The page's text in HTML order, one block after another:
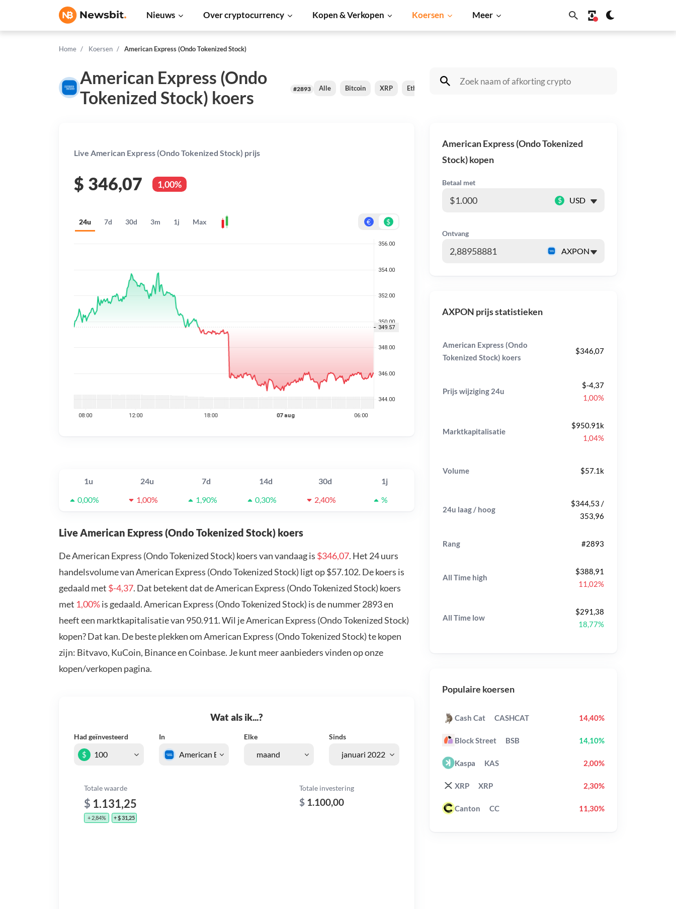
Nieuws Over cryptocurrency Kopen & Verkopen Koersen Meer
Home Koersen American Express (Ondo Tokenized Stock)
American Express (Ondo
Tokenized Stock) koers
#2893 Alle Bitcoin XRP Ethereum Cardano Dogecoin
Live American Express (Ondo Tokenized Stock) prijs
$ 346,07 1,00%
24u 7d 30d 3m 1j Max € $
1u 24u 7d 14d 30d
1j
0,00%
1,00% 1,90% 0,30% 2,40% %
Live American Express (Ondo Tokenized Stock) koers
De American Express (Ondo Tokenized Stock) koers van vandaag is $346,07. Het 24 uurs
handelsvolume van American Express (Ondo Tokenized Stock) ligt op $57.102. De koers is
gedaald met $-4,37. Dat betekent dat de American Express (Ondo Tokenized Stock) koers
met 1,00%is gedaald. American Express (Ondo Tokenized Stock) is de nummer 2893 en
heeft een marktkapitalisatie van 950.911. Wil je American Express (Ondo Tokenized Stock)
kopen? Dat kan. De beste plekken om American Express (Ondo Tokenized Stock) te kopen
zijn: Bitvavo, KuCoin, Binance en Coinbase. Je kunt meer aanbieders vinden op onze
kopen/verkopen pagina.
Wat als ik...?
Had geïnvesteerd In Elke Sinds
$
Totale waarde
$ 1.131,25
+ 2,84% + $ 31,25
Totale investering
$ 1.100,00
American Express (Ondo Tokenized
Stock) kopen
Betaal met
$
Ontvang
AXPON prijs statistieken
American Express (Ondo
Tokenized Stock) koers
$346,07
Prijs wijziging 24u
$-4,37
1,00%
Marktkapitalisatie
$950.91k
1,04%
Volume $57.1k
24u laag / hoog
$344,53 /
353,96
Rang #2893
All Time high
$388,91
11,02%
All Time low
$291,38
18,77%
Populaire koersen
Cash Cat CASHCAT 14,40%
Block Street BSB 14,10%
Kaspa KAS 2,00%
XRP XRP 2,30%
Canton CC 11,30%